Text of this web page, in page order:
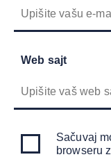
Web sajt
Sačuvaj
browseru